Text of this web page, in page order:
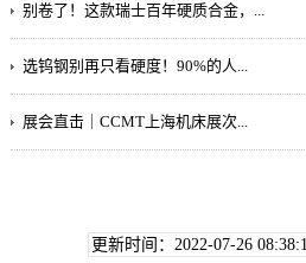
别卷了！这款瑞士百年硬质合金，...
选钨钢别再只看硬度！90%的人...
展会直击｜CCMT上海机床展次...
更新时间：2022-07-26